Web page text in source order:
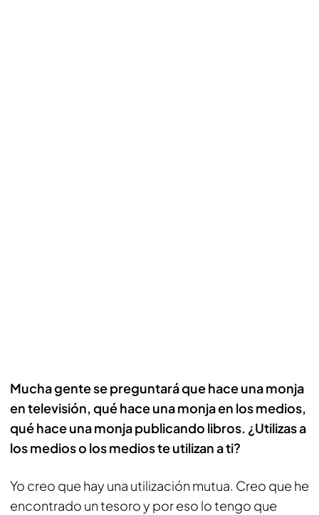
Mucha gente se preguntará que hace una monja
en televisión, qué hace una monja en los medios,
qué hace una monja publicando libros. ¿Utilizas a
los medios o los medios te utilizan a ti?
Yo creo que hay una utilización mutua. Creo que he
encontrado un tesoro y por eso lo tengo que